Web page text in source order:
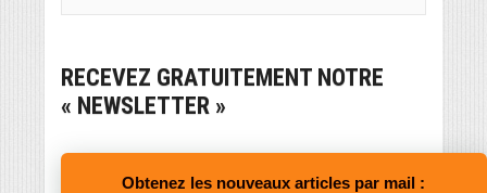
RECEVEZ GRATUITEMENT NOTRE
« NEWSLETTER »
Obtenez les nouveaux articles par mail :